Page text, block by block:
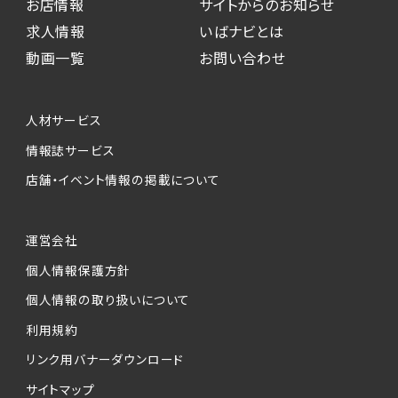
お店情報
求人情報
動画一覧
サイトからのお知らせ
いばナビとは
お問い合わせ
人材サービス
情報誌サービス
店舗・イベント情報の掲載について
運営会社
個人情報保護方針
個人情報の取り扱いについて
利用規約
リンク用バナーダウンロード
サイトマップ